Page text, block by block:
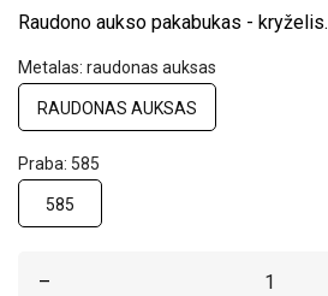
Raudono aukso pakabukas - kryželis.
Metalas: raudonas auksas
RAUDONAS AUKSAS
Praba: 585
585
–